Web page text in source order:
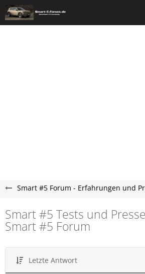
Smart #5 Forum - Erfahrungen und
Smart #5 Tests und
Smart #5 Forum
Letzte Antwort